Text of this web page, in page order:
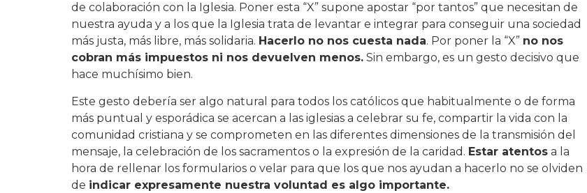
de colaboración con la Iglesia. Poner esta “X” supone apostar “por tantos” que necesitan de
nuestra ayuda y a los que la Iglesia trata de levantar e integrar para conseguir una sociedad
más justa, más libre, más solidaria. Hacerlo no nos cuesta nada. Por poner la “X” no nos
cobran más impuestos ni nos devuelven menos. Sin embargo, es un gesto decisivo que
hace muchísimo bien.
Este gesto debería ser algo natural para todos los católicos que habitualmente o de forma
más puntual y esporádica se acercan a las iglesias a celebrar su fe, compartir la vida con la
comunidad cristiana y se comprometen en las diferentes dimensiones de la transmisión del
mensaje, la celebración de los sacramentos o la expresión de la caridad. Estar atentos a la
hora de rellenar los formularios o velar para que los que nos ayudan a hacerlo no se olviden
de indicar expresamente nuestra voluntad es algo importante.